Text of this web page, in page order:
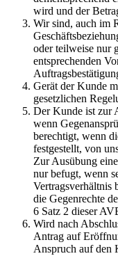
wird und der
Wir sind, auch im
oder teilweise nur
entsprechenden
Gerät der Kunde
gesetzlichen
Der Kunde ist zur
wenn
berechtigt, wenn
festgestellt, von
Zur Ausübung
nur befugt, wenn
Vertragsverhältnis
die Gegenrechte
6 Satz 2 dieser
Wird nach
Antrag auf
Anspruch auf den